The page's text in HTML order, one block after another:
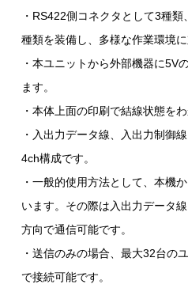
・RS422側コネクタとして3種
種類を装備し、多様な作業環境に
・本ユニットから外部機器に5V
ます。
・本体上面の印刷で結線状態を
・入出力データ線、入出力制御
4ch構成です。
・一般的使用方法として、本機
います。その際は入出力データ
方向で通信可能です。
・送信のみの場合、最大32台の
で接続可能です。